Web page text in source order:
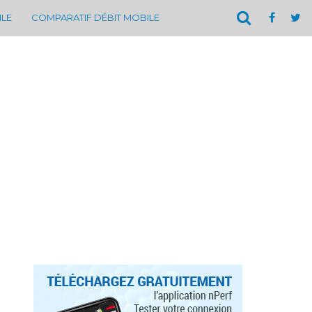
COMPARATIF DÉBIT MOBILE